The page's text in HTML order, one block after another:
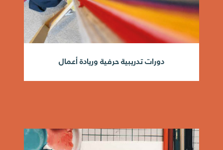
دورات تدريبية حرفية وريادة أعمال